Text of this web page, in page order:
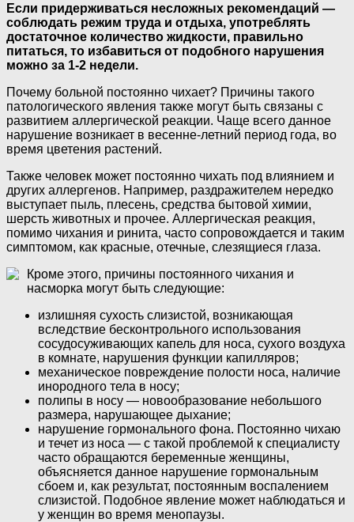
Если придерживаться несложных рекомендаций —
соблюдать режим труда и отдыха, употреблять
достаточное количество жидкости, правильно
питаться, то избавиться от подобного нарушения
можно за 1-2 недели.
Почему больной постоянно чихает? Причины такого
патологического явления также могут быть связаны с
развитием аллергической реакции. Чаще всего данное
нарушение возникает в весенне-летний период года, во
время цветения растений.
Также человек может постоянно чихать под влиянием и
других аллергенов. Например, раздражителем нередко
выступает пыль, плесень, средства бытовой химии,
шерсть животных и прочее. Аллергическая реакция,
помимо чихания и ринита, часто сопровождается и таким
симптомом, как красные, отечные, слезящиеся глаза.
Кроме этого, причины постоянного чихания и
насморка могут быть следующие:
излишняя сухость слизистой, возникающая
вследствие бесконтрольного использования
сосудосуживающих капель для носа, сухого воздуха
в комнате, нарушения функции капилляров;
механическое повреждение полости носа, наличие
инородного тела в носу;
полипы в носу — новообразование небольшого
размера, нарушающее дыхание;
нарушение гормонального фона. Постоянно чихаю
и течет из носа — с такой проблемой к специалисту
часто обращаются беременные женщины,
объясняется данное нарушение гормональным
сбоем и, как результат, постоянным воспалением
слизистой. Подобное явление может наблюдаться и
у женщин во время менопаузы.